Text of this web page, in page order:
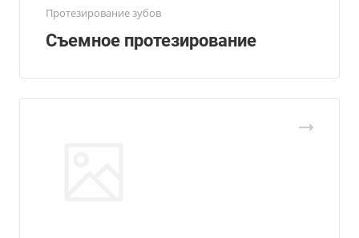
Протезирование зубов
Съемное протезирование